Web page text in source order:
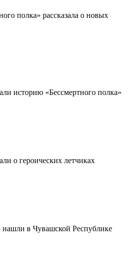
полка» рассказала о новых
историю «Бессмертного полка»
о героических летчиках
в Чувашской Республике